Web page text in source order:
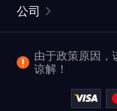
网页抓取 API
视频下载 API
ProxySite
市场研究
爬行和索引
查看全部使用场景
常见问题解答
位置
公司
企业服务
反洗钱合规计划
由于政策原因，
谅解！